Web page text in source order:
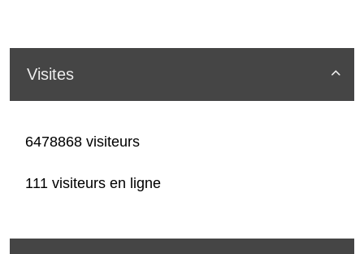

Visites
6478868 visiteurs
111 visiteurs en ligne